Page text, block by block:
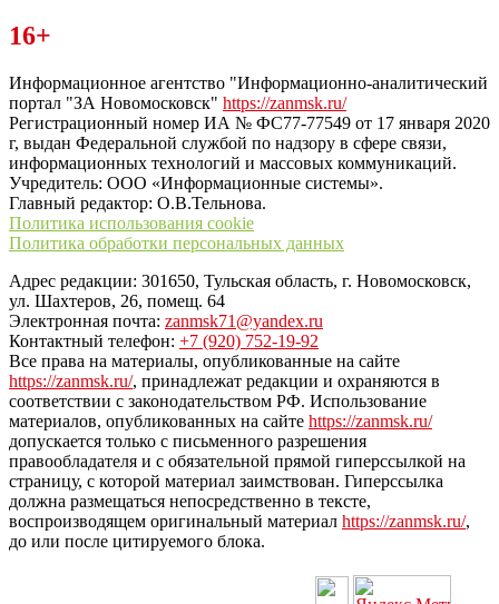
Читайте последние новости дня в Тульской области на сайте
“ЗаНовомосковск”
16+
Информационное агентство "Информационно-аналитический
портал "ЗА Новомосковск" https://zanmsk.ru/
Регистрационный номер ИА № ФС77-77549 от 17 января 2020
г, выдан Федеральной службой по надзору в сфере связи,
информационных технологий и массовых коммуникаций.
Учредитель: ООО «Информационные системы».
Главный редактор: О.В.Тельнова.
Политика использования cookie
Политика обработки персональных данных
Адрес редакции: 301650, Тульская область, г. Новомосковск,
ул. Шахтеров, 26, помещ. 64
Электронная почта: zanmsk71@yandex.ru
Контактный телефон: +7 (920) 752-19-92
Все права на материалы, опубликованные на сайте
https://zanmsk.ru/, принадлежат редакции и охраняются в
соответствии с законодательством РФ. Использование
материалов, опубликованных на сайте https://zanmsk.ru/
допускается только с письменного разрешения
правообладателя и с обязательной прямой гиперссылкой на
страницу, с которой материал заимствован. Гиперссылка
должна размещаться непосредственно в тексте,
воспроизводящем оригинальный материал https://zanmsk.ru/,
до или после цитируемого блока.